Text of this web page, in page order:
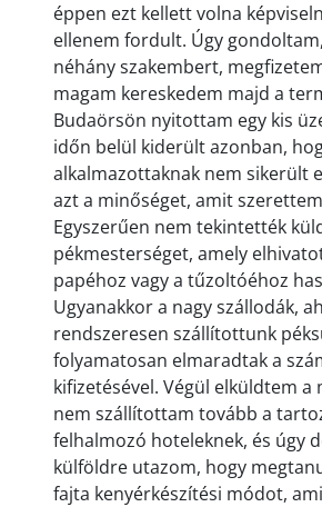
éppen ezt kellett volna
ellenem fordult. Úgy
néhány szakembert,
magam kereskedem majd a
Budaörsön nyitottam egy kis
időn belül kiderült azonban,
alkalmazottaknak nem sikerült
azt a minőséget, amit
Egyszerűen nem tekintették
pékmesterséget, amely
papéhoz vagy a tűzoltóéhoz
Ugyanakkor a nagy szállodák,
rendszeresen szállítottunk
folyamatosan elmaradtak a
kifizetésével. Végül elküldtem a
nem szállítottam tovább a
felhalmozó hoteleknek, és úgy
külföldre utazom, hogy
fajta kenyérkészítési módot,